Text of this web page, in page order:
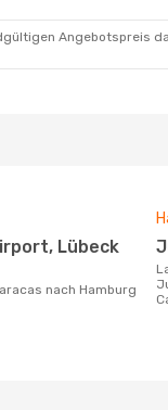
Angebotspreis
Laut Suchanfragen unserer Kunden ist